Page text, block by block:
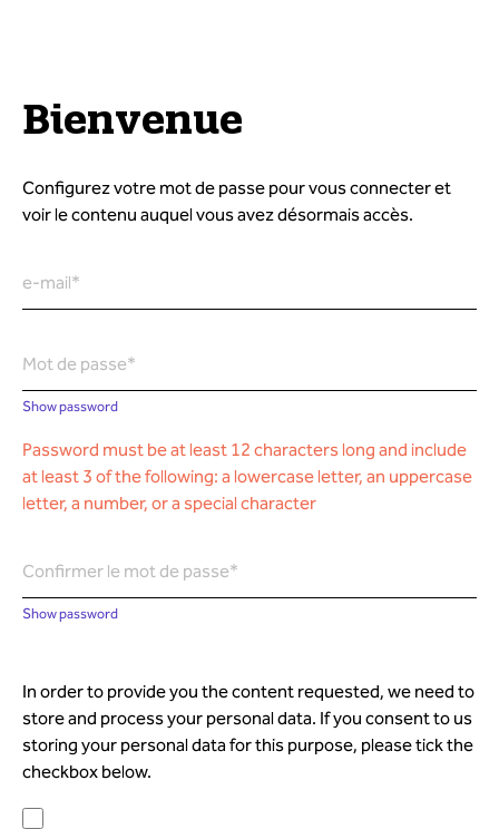
Bienvenue
Configurez votre mot de passe pour vous connecter et
voir le contenu auquel vous avez désormais accès.
e-mail*
Mot de passe*
Show password
Password must be at least 12 characters long and include
at least 3 of the following: a lowercase letter, an uppercase
letter, a number, or a special character
Confirmer le mot de passe*
Show password
In order to provide you the content requested, we need to
store and process your personal data. If you consent to us
storing your personal data for this purpose, please tick the
checkbox below.